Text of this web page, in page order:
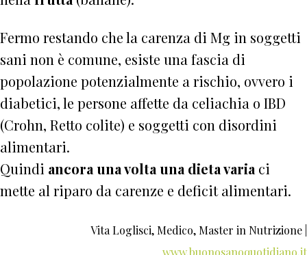
Fermo restando che la carenza di Mg in soggetti
sani non è comune, esiste una fascia di
popolazione potenzialmente a rischio, ovvero i
diabetici, le persone affette da celiachia o IBD
(Crohn, Retto colite) e soggetti con disordini
alimentari.
Quindi ancora una volta una dieta varia ci
mette al riparo da carenze e deficit alimentari.
Vita Loglisci, Medico, Master in Nutrizione |
www.buonosanoquotidiano.it